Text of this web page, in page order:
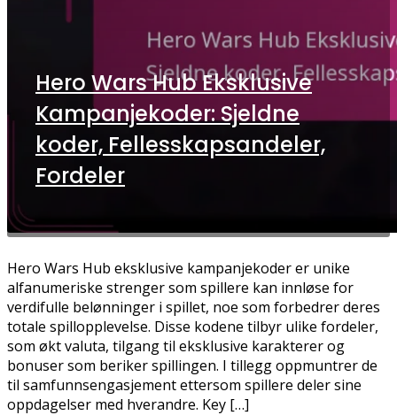
Hero Wars Hub Eksklusive
Kampanjekoder: Sjeldne
koder, Fellesskapsandeler,
Fordeler
Hero Wars Hub eksklusive kampanjekoder er unike
alfanumeriske strenger som spillere kan innløse for
verdifulle belønninger i spillet, noe som forbedrer deres
totale spillopplevelse. Disse kodene tilbyr ulike fordeler,
som økt valuta, tilgang til eksklusive karakterer og
bonuser som beriker spillingen. I tillegg oppmuntrer de
til samfunnsengasjement ettersom spillere deler sine
oppdagelser med hverandre. Key […]